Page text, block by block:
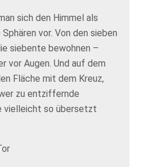
sich den Himmel als
vor. Von den sieben
siebente bewohnen –
vor Augen. Und auf dem
Fläche mit dem Kreuz,
zu entziffernde
vielleicht so übersetzt